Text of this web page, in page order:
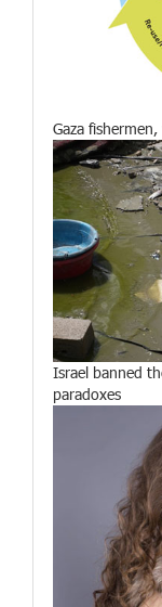
Gaza
Israel banned
paradoxes